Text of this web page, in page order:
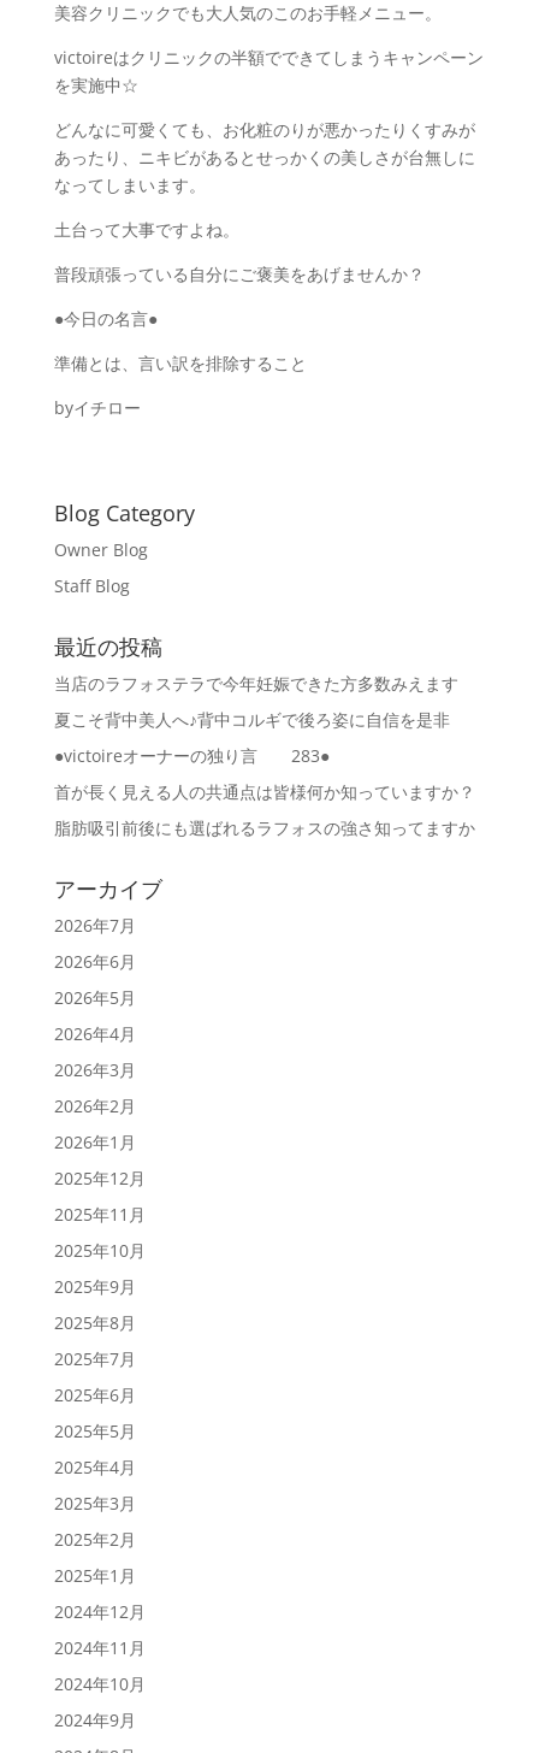
美容クリニックでも大人気のこのお手軽メニュー。
victoireはクリニックの半額でできてしまうキャンペーン
を実施中☆
どんなに可愛くても、お化粧のりが悪かったりくすみが
あったり、ニキビがあるとせっかくの美しさが台無しに
なってしまいます。
土台って大事ですよね。
普段頑張っている自分にご褒美をあげませんか？
●今日の名言●
準備とは、言い訳を排除すること
byイチロー
Blog Category
Owner Blog
Staff Blog
最近の投稿
当店のラフォステラで今年妊娠できた方多数みえます
夏こそ背中美人へ♪背中コルギで後ろ姿に自信を是非
●victoireオーナーの独り言 283●
首が長く見える人の共通点は皆様何か知っていますか？
脂肪吸引前後にも選ばれるラフォスの強さ知ってますか
アーカイブ
2026年7月
2026年6月
2026年5月
2026年4月
2026年3月
2026年2月
2026年1月
2025年12月
2025年11月
2025年10月
2025年9月
2025年8月
2025年7月
2025年6月
2025年5月
2025年4月
2025年3月
2025年2月
2025年1月
2024年12月
2024年11月
2024年10月
2024年9月